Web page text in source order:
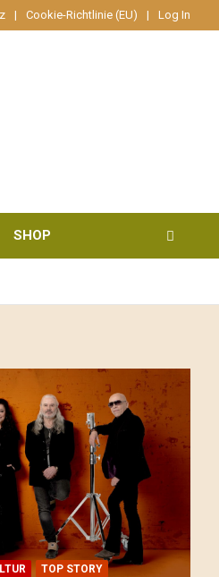
Cookie-Richtlinie (EU) Log In
SHOP
TOP STORY